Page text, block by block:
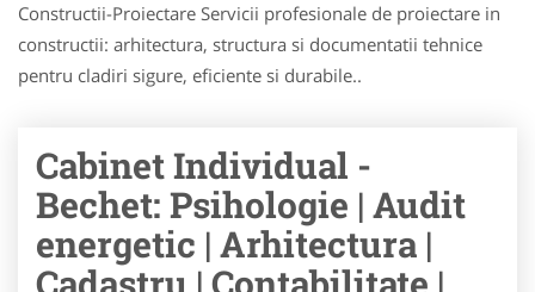
Constructii-Proiectare Servicii profesionale de proiectare in
constructii: arhitectura, structura si documentatii tehnice
pentru cladiri sigure, eficiente si durabile..
Cabinet Individual -
Bechet: Psihologie | Audit
energetic | Arhitectura |